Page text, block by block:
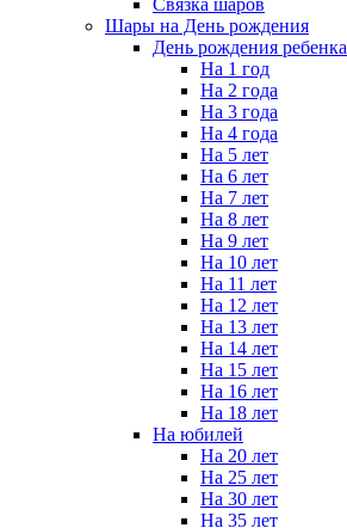
Связка шаров
Шары на День рождения
День рождения ребенка
На 1 год
На 2 года
На 3 года
На 4 года
На 5 лет
На 6 лет
На 7 лет
На 8 лет
На 9 лет
На 10 лет
На 11 лет
На 12 лет
На 13 лет
На 14 лет
На 15 лет
На 16 лет
На 18 лет
На юбилей
На 20 лет
На 25 лет
На 30 лет
На 35 лет